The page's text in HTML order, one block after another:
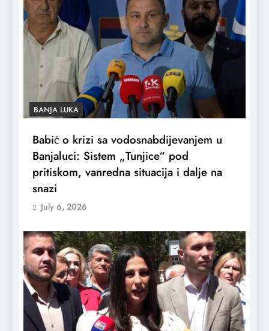
BANJA LUKA
Babić o krizi sa vodosnabdijevanjem u
Banjaluci: Sistem „Tunjice“ pod
pritiskom, vanredna situacija i dalje na
snazi
July 6, 2026